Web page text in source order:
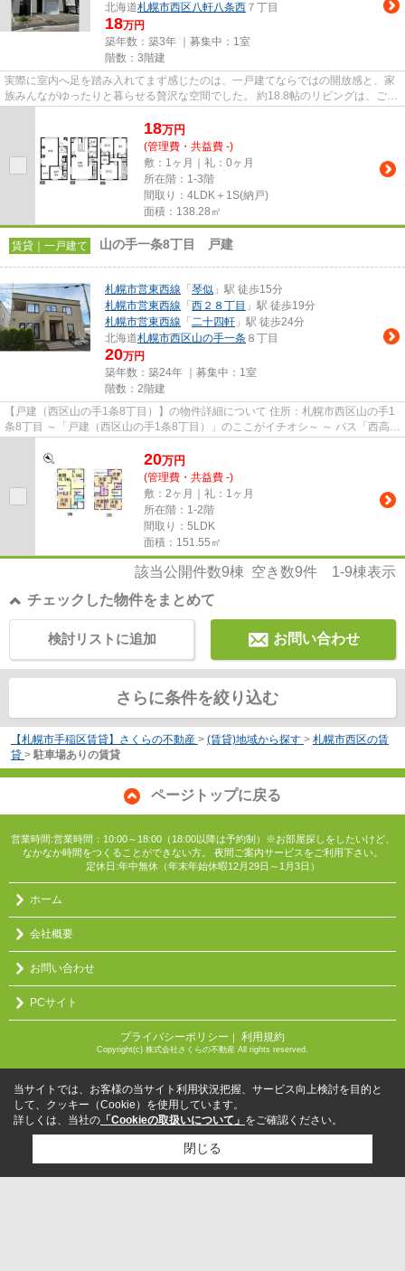
北海道札幌市西区八軒八条西 ７丁目
18万円
築年数：築3年 ｜募集中： 1室
階数：3階建
実際に室内へ足を踏み入れてまず感じたのは、一戸建てならではの開放感と、家
族みんながゆったりと暮らせる贅沢な空間でした。 約18.8帖のリビングは、ご家
18万円
(管理費・共益費 -)
敷：1ヶ月｜礼：0ヶ月
所在階：1-3階
間取り：4LDK＋1S(納戸)
面積：138.28㎡
賃貸｜一戸建て 山の手一条8丁目 戸建
札幌市営東西線 「 琴似 」駅 徒歩15分
札幌市営東西線 「 西２８丁目 」駅 徒歩19分
札幌市営東西線 「 二十四軒 」駅 徒歩24分
北海道札幌市西区山の手一条 ８丁目
20万円
築年数：築24年 ｜募集中： 1室
階数：2階建
【戸建（西区山の手1条8丁目）】の物件詳細について 住所：札幌市西区山の手1
条8丁目 ～「戸建（西区山の手1条8丁目）」のここがイチオシ～ ～ バス「西高校
20万円
(管理費・共益費 -)
敷：2ヶ月｜礼：1ヶ月
所在階：1-2階
間取り：5LDK
面積：151.55㎡
該当公開件数9棟 空き数9件 1-9棟表示
チェックした物件をまとめて
お問い合わせ
検討リストに追加
さらに条件を絞り込む
【札幌市手稲区賃貸】さくらの不動産 > (賃貸)地域から探す > 札幌市西区の賃
貸 > 駐車場ありの賃貸
ページトップに戻る
営業時間:営業時間：10:00～18:00（18:00以降は予約制）※お部屋探しをしたいけど、
なかなか時間をつくることができない方。 夜間ご案内サービスをご利用下さい。
定休日:年中無休（年末年始休暇12月29日～1月3日）
ホーム
会社概要
お問い合わせ
PCサイト
プライバシーポリシー ｜ 利用規約
Copyright(c) 株式会社さくらの不動産 All rights reserved.
当サイトでは、お客様の当サイト利用状況把握、サービス向上検討を目的と
して、クッキー（Cookie）を使用しています。
詳しくは、当社の 「Cookieの取扱いについて」 をご確認ください。
閉じる